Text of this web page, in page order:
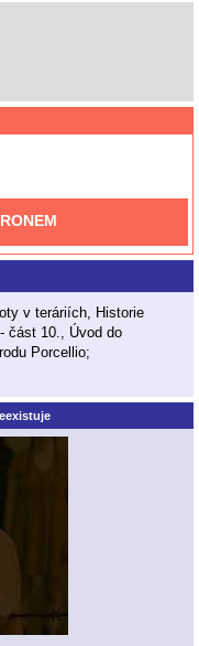
v teráriích, Historie
část 10., Úvod do
Porcellio;